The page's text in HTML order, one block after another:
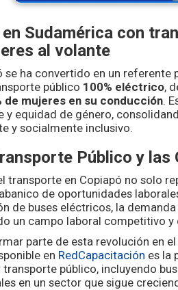
Sudamérica con
al volante
se ha convertido en un referente
público 100% eléctrico,
de mujeres en su conducción.
y equidad de género,
y socialmente inclusivo.
Público y
transporte en Copiapó no solo
de oportunidades
de buses eléctricos, la
un campo laboral competitivo
parte de esta revolución en
en RedCapacitación es la
transporte público, incluyendo
en un sector que sigue